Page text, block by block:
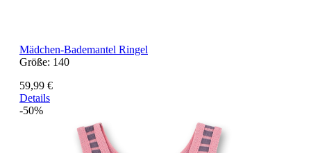
Mädchen-Bademantel Ringel
Größe: 140
59,99 €
Details
-50%